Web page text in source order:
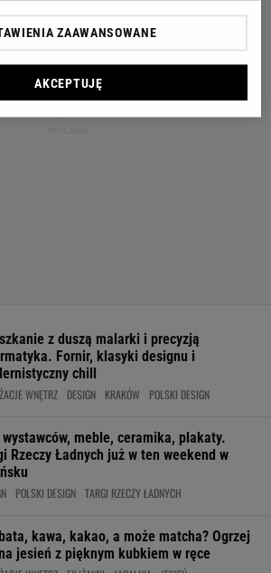
z duszą malarki i precyzją
Fornir, klasyki designu i
chill
WNĘTRZ DESIGN KRAKÓW POLSKI DESIGN
meble, ceramika, plakaty.
Rzeczy Ładnych już w ten weekend w
POLSKI DESIGN TARGI RZECZY ŁADNYCH
kawa, kakao, a może matcha? Ogrzej
jesień z pięknym kubkiem w ręce
ZAAWANSOWANE
AKCEPTUJĘ